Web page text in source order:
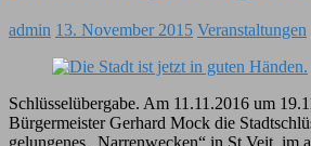
admin 13. November 2015 Veranstaltungen
Schlüsselübergabe. Am 11.11.2016 um
Bürgermeister Gerhard Mock die
gelungenes „Narrenwecken“ in St.Veit, im